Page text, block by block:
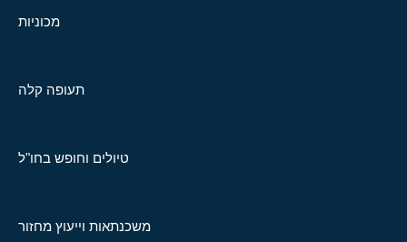
מכוניות
תעופה קלה
טיולים וחופש בחו"ל
משכנתאות וייעוץ מחזור